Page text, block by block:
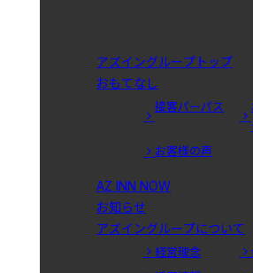
アズイングループトップ
おもてなし
接客パーパス
お客様の声
AZ INN NOW
お知らせ
アズイングループについて
経営理念